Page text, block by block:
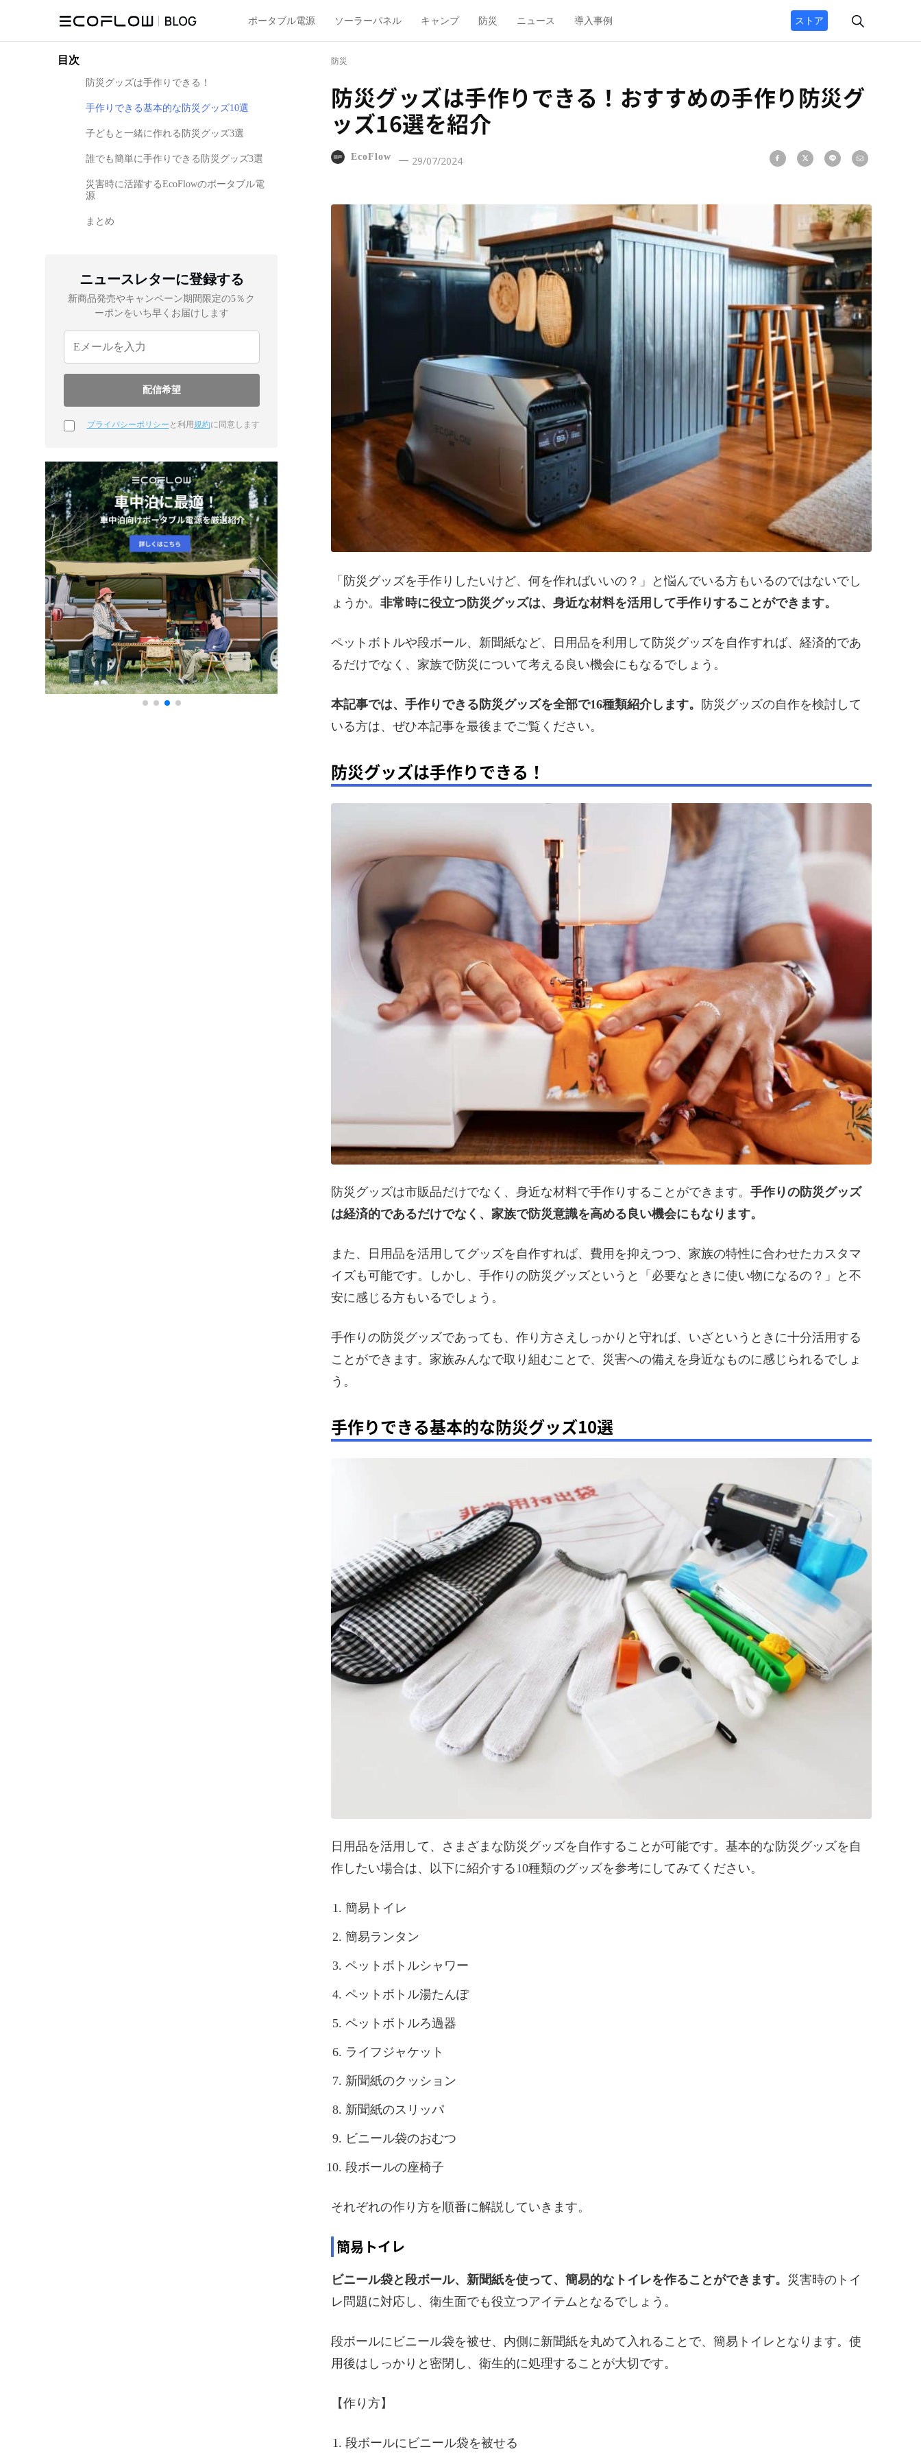
ポータブル電源 ソーラーパネル キャンプ 防災 ニュース 導入事例 ストア
目次
防災グッズは手作りできる！
手作りできる基本的な防災グッズ10選
子どもと一緒に作れる防災グッズ3選
誰でも簡単に手作りできる防災グッズ3選
災害時に活躍するEcoFlowのポータブル電
源
まとめ
ニュースレターに登録する
新商品発売やキャンペーン期間限定の5％ク
ーポンをいち早くお届けします
プライバシーポリシー と利用規約に同意します
防災
防災グッズは手作りできる！おすすめの手作り防災グ
ッズ16選を紹介
EcoFlow 29/07/2024
「防災グッズを手作りしたいけど、何を作ればいいの？」と悩んでいる方もいるのではないでし
ょうか。非常時に役立つ防災グッズは、身近な材料を活用して手作りすることができます。
ペットボトルや段ボール、新聞紙など、日用品を利用して防災グッズを自作すれば、経済的であ
るだけでなく、家族で防災について考える良い機会にもなるでしょう。
本記事では、手作りできる防災グッズを全部で16種類紹介します。 防災グッズの自作を検討して
いる方は、ぜひ本記事を最後までご覧ください。
防災グッズは手作りできる！
防災グッズは市販品だけでなく、身近な材料で手作りすることができます。手作りの防災グッズ
は経済的であるだけでなく、家族で防災意識を高める良い機会にもなります。
また、日用品を活用してグッズを自作すれば、費用を抑えつつ、家族の特性に合わせたカスタマ
イズも可能です。しかし、手作りの防災グッズというと「必要なときに使い物になるの？」と不
安に感じる方もいるでしょう。
手作りの防災グッズであっても、作り方さえしっかりと守れば、いざというときに十分活用する
ことができます。家族みんなで取り組むことで、災害への備えを身近なものに感じられるでしょ
う。
手作りできる基本的な防災グッズ10選
日用品を活用して、さまざまな防災グッズを自作することが可能です。基本的な防災グッズを自
作したい場合は、以下に紹介する10種類のグッズを参考にしてみてください。
簡易トイレ
簡易ランタン
ペットボトルシャワー
ペットボトル湯たんぽ
ペットボトルろ過器
ライフジャケット
新聞紙のクッション
新聞紙のスリッパ
ビニール袋のおむつ
段ボールの座椅子
それぞれの作り方を順番に解説していきます。
簡易トイレ
ビニール袋と段ボール、新聞紙を使って、簡易的なトイレを作ることができます。 災害時のトイ
レ問題に対応し、衛生面でも役立つアイテムとなるでしょう。
段ボールにビニール袋を被せ、内側に新聞紙を丸めて入れることで、簡易トイレとなります。使
用後はしっかりと密閉し、衛生的に処理することが大切です。
【作り方】
段ボールにビニール袋を被せる